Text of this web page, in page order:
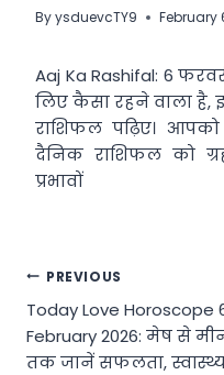
ByysduevcTY9 February
Aaj Ka Rashifal: 6
लिए कैसा रहने वाला
राशिफल पढ़िए।
दैनिक राशिफल को
प्रभावों
Post
navigation
PREVIOUS
Today Love Horoscope
February 2026: मेष से
तक जानें सफलता,